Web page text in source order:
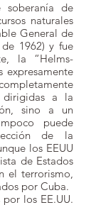
de
naturales
General de
1962) y fue
la “Helms-
expresamente
dirigidas a la
sino a un
puede
de la
los EEUU
de Estados
el terrorismo,
por Cuba.
los EE.UU.